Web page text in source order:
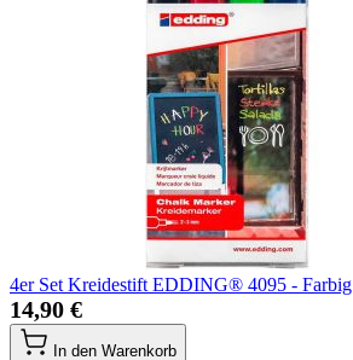
4er Set Kreidestift EDDING® 4095 - Farbig
14,90 €
In den Warenkorb